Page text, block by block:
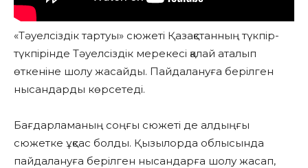
«Тәуелсіздік тартуы» сюжеті Қазақстанның түкпір-
түкпірінде Тәуелсіздік мерекесі қалай аталып
өткеніне шолу жасайды. Пайдалануға берілген
нысандарды көрсетеді.
Бағдарламаның соңғы сюжеті де алдыңғы
сюжетке ұқсас болды. Қызылорда облысында
пайдалануға берілген нысандарға шолу жасап,